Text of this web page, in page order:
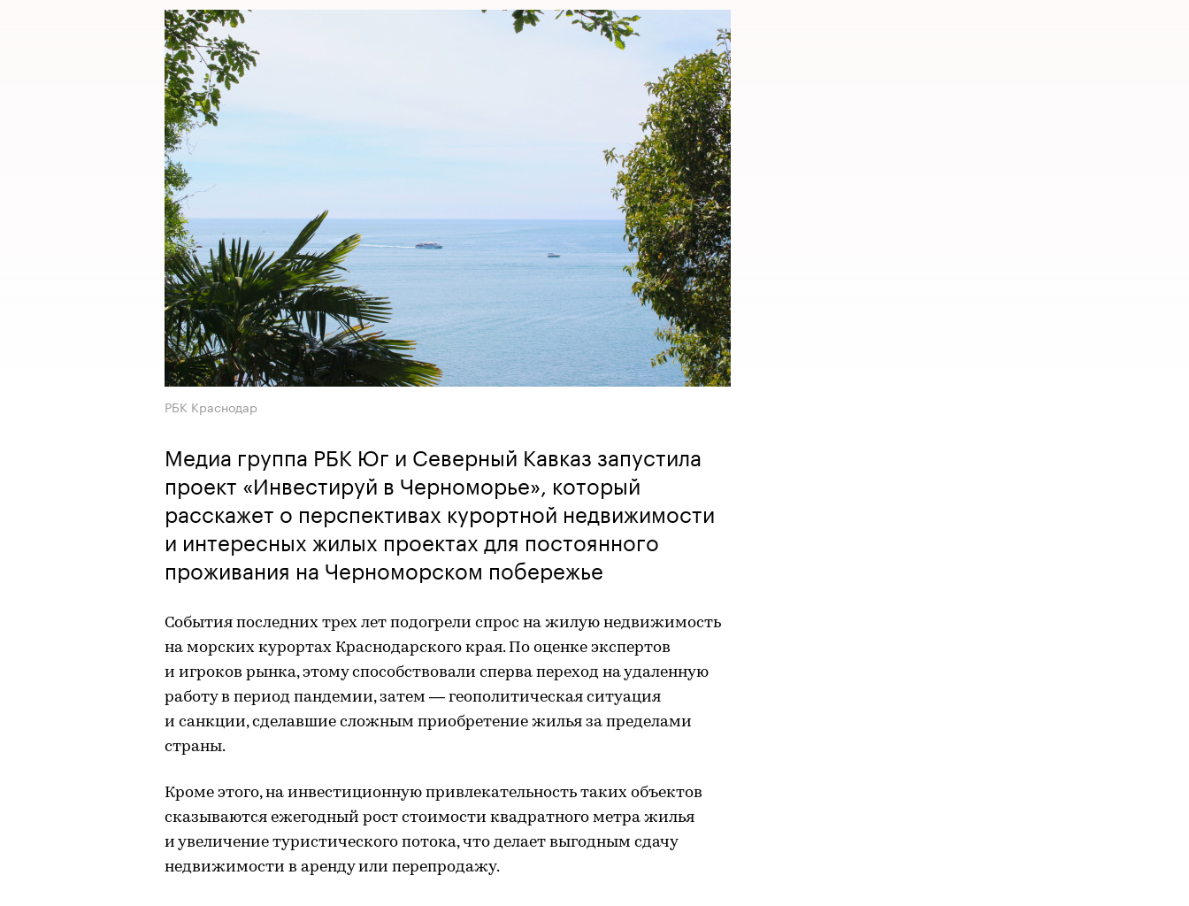
РБК Краснодар
Медиа группа РБК Юг и Северный Кавказ запустила
проект «Инвестируй в Черноморье», который
расскажет о перспективах курортной недвижимости
и интересных жилых проектах для постоянного
проживания на Черноморском побережье
События последних трех лет подогрели спрос на жилую недвижимость
на морских курортах Краснодарского края. По оценке экспертов
и игроков рынка, этому способствовали сперва переход на удаленную
работу в период пандемии, затем — геополитическая ситуация
и санкции, сделавшие сложным приобретение жилья за пределами
страны.
Кроме этого, на инвестиционную привлекательность таких объектов
сказываются ежегодный рост стоимости квадратного метра жилья
и увеличение туристического потока, что делает выгодным сдачу
недвижимости в аренду или перепродажу.